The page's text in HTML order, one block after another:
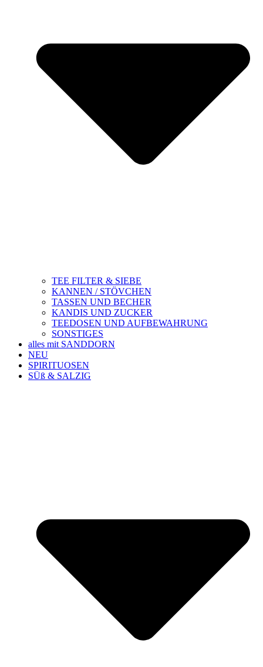
TEE FILTER & SIEBE
KANNEN / STÖVCHEN
TASSEN UND BECHER
KANDIS UND ZUCKER
TEEDOSEN UND AUFBEWAHRUNG
SONSTIGES
alles mit SANDDORN
NEU
SPIRITUOSEN
SÜß & SALZIG